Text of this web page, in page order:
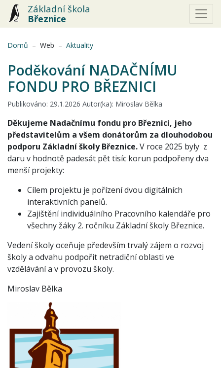
Základní škola
Březnice
Domů Web Aktuality(aktuální)
Poděkování NADAČNÍMU
FONDU PRO BŘEZNICI
Publikováno: 29.1.2026 Autor(ka): Miroslav Bělka
Děkujeme Nadačnímu fondu pro Březnici, jeho
představitelům a všem donátorům za dlouhodobou
podporu Základní školy Březnice.V roce 2025 byly z
daru v hodnotě padesát pět tisíc korun podpořeny dva
menší projekty:
Cílem projektu je pořízení dvou digitálních
interaktivních panelů.
Zajištění individuálního Pracovního kalendáře pro
všechny žáky 2. ročníku Základní školy Březnice.
Vedení školy oceňuje především trvalý zájem o rozvoj
školy a odvahu podpořit netradiční oblasti ve
vzdělávání a v provozu školy.
Miroslav Bělka